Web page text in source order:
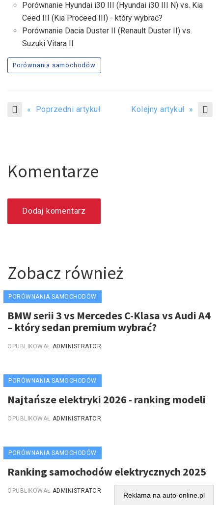
Porównanie Hyundai i30 III (Hyundai i30 III N) vs. Kia
Ceed III (Kia Proceed III) - który wybrać?
Porównanie Dacia Duster II (Renault Duster II) vs.
Suzuki Vitara II
Porównania samochodów
« Poprzedni artykuł Kolejny artykuł »
Komentarze
Dodaj komentarz
Zobacz również
PORÓWNANIA SAMOCHODÓW
BMW serii 3 vs Mercedes C-Klasa vs Audi A4
– który sedan premium wybrać?
OPUBLIKOWAŁ ADMINISTRATOR
PORÓWNANIA SAMOCHODÓW
Najtańsze elektryki 2026 - ranking modeli
OPUBLIKOWAŁ ADMINISTRATOR
PORÓWNANIA SAMOCHODÓW
Ranking samochodów elektrycznych 2025
OPUBLIKOWAŁ ADMINISTRATOR
Reklama na auto-online.pl